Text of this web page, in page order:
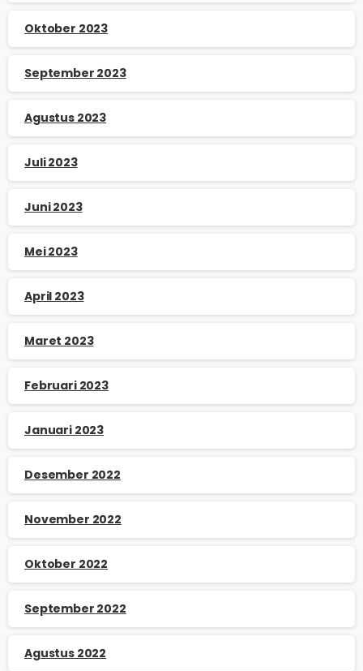
Oktober 2023
September 2023
Agustus 2023
Juli 2023
Juni 2023
Mei 2023
April 2023
Maret 2023
Februari 2023
Januari 2023
Desember 2022
November 2022
Oktober 2022
September 2022
Agustus 2022